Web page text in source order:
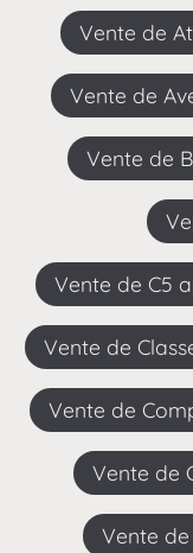
Vente de
Vente de
Vente de
Vente de C5
Vente de
Vente de
Vente de
Vente